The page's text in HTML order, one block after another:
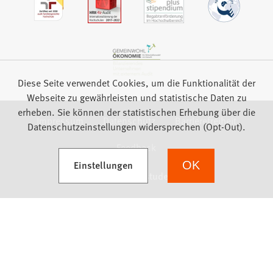
Impressum Datenschutz
Barrierefreiheit
Feedback
Diese Seite verwendet Cookies, um die Funktionalität der
Webseite zu gewährleisten und statistische Daten zu
erheben. Sie können der statistischen Erhebung über die
Datenschutzeinstellungen widersprechen (Opt-Out).
Einstellungen
(Öffnet in einem neuen Tab) OK